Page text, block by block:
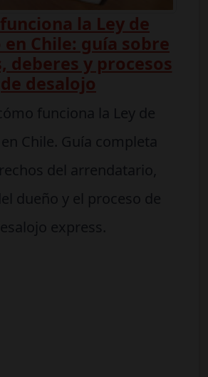
la Ley de
Chile: guía sobre
deberes y procesos
de desalojo
funciona la Ley de
Chile. Guía completa
del arrendatario,
dueño y el proceso de
express.